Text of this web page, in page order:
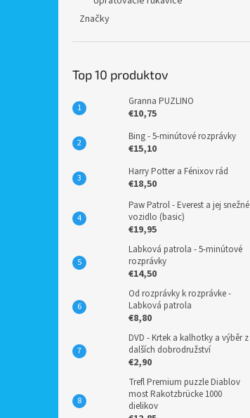
Značky
Top 10 produktov
Granna PUZLINO
€10,75
Bing - 5-minútové rozprávky
€15,10
Harry Potter a Fénixov rád
€18,50
Paw Patrol - Everest a jej snežné
vozidlo (basic)
€19,95
Labková patrola - 5-minútové
rozprávky
€14,50
Od rozprávky k rozprávke -
Labková patrola
€8,80
DVD - Krtek a kalhotky a výběr z
dalších dobrodružství
€2,90
Trefl Premium puzzle Diablov
most Rakotzbrücke 1000
dielikov